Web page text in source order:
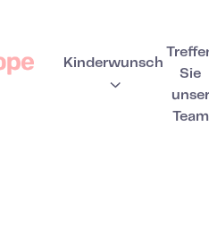
Kinderwunsch
Sie
unser
Team